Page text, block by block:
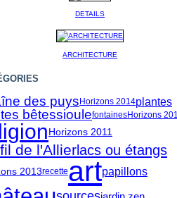
DETAILS
ARCHITECTURE
des puysHorizons 2014plantes
bêtessioulefontainesHorizons
Horizons 2011
de l'Allierlacs ou étangs
2013recetteartpapillons